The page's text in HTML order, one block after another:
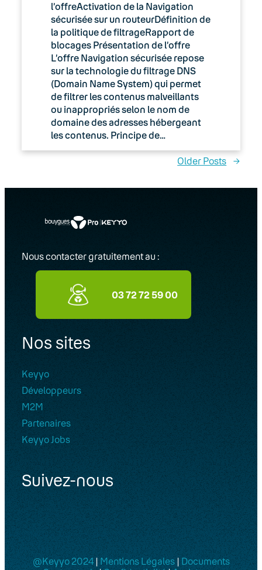
l’offreActivation de la Navigation
sécurisée sur un routeurDéfinition de
la politique de filtrageRapport de
blocages Présentation de l’offre
L’offre Navigation sécurisée repose
sur la technologie du filtrage DNS
(Domain Name System) qui permet
de filtrer les contenus malveillants
ou inappropriés selon le nom de
domaine des adresses hébergeant
les contenus. Principe de…
Older Posts →
Nous contacter gratuitement au :
03 72 72 59 00
Nos sites
Keyyo
Développeurs
M2M
Partenaires
Keyyo Jobs
Suivez-nous
@Keyyo 2024| Mentions Légales|Documents